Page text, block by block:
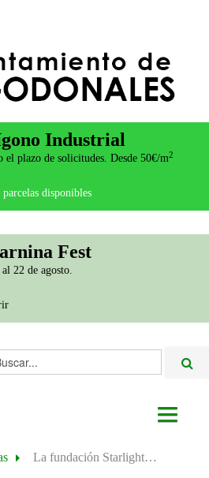
Industrial
el plazo de solicitudes. Desde 50€/m2
disponibles
Fest
22 de agosto.
La fundación Starlight entrega a Algodonales la distinción como destino turístico para la observación del cielo